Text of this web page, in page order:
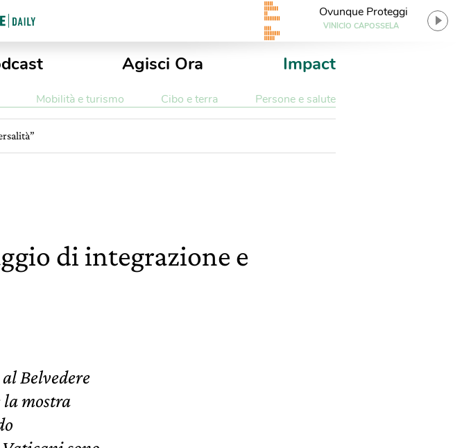
Ovunque Proteggi
VINICIO CAPOSSELA
Agisci Ora Impact
Mobilità e turismo Cibo e terra Persone e salute
di integrazione e
Belvedere
mostra